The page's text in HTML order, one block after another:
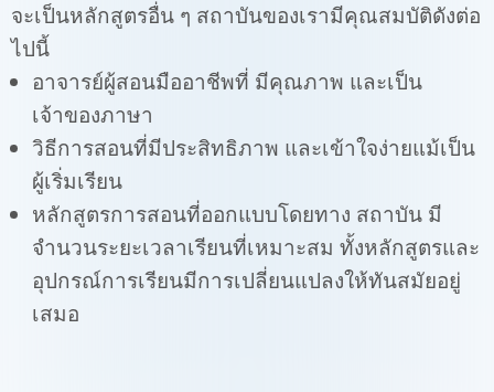
จะเป็นหลักสูตรอื่น ๆ สถาบันของเรามีคุณสมบัติดังต่อ
ไปนี้
อาจารย์ผู้สอนมืออาชีพที่ มีคุณภาพ และเป็น
เจ้าของภาษา
วิธีการสอนที่มีประสิทธิภาพ และเข้าใจง่ายแม้เป็น
ผู้เริ่มเรียน
หลักสูตรการสอนที่ออกแบบโดยทาง สถาบัน มี
จำนวนระยะเวลาเรียนที่เหมาะสม ทั้งหลักสูตรและ
อุปกรณ์การเรียนมีการเปลี่ยนแปลงให้ทันสมัยอยู่
เสมอ